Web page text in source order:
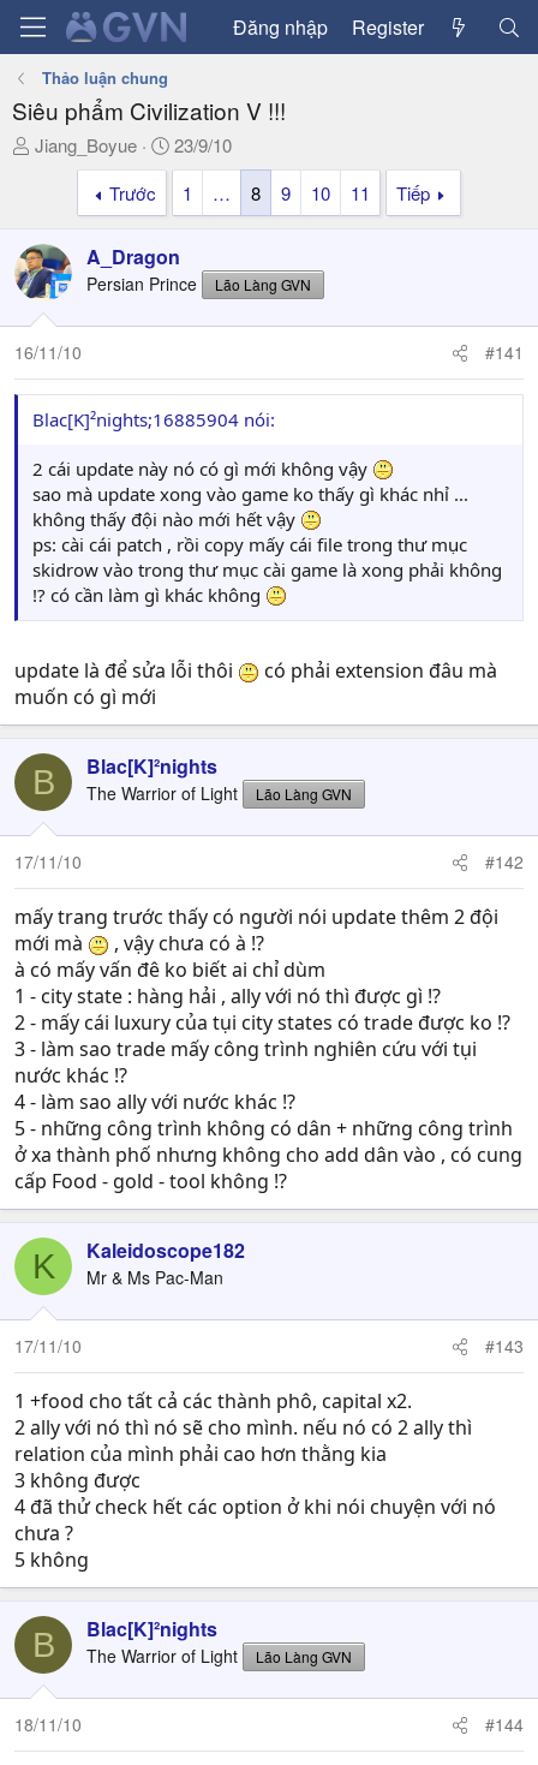
Đăng nhập Register
Thảo luận chung
Siêu phẩm Civilization V !!!
T
a
d
s
t
a
t
e
Jiang_Boyue
N
g
y
ử
i
23/9/10
Trước
1 … 8 9 10 11 Tiếp
A_Dragon
Persian Prince Lão Làng GVN
16/11/10 #141
Blac[K]²nights;16885904 nói:
2 cái update này nó có gì mới không vậy
sao mà update xong vào game ko thấy gì khác nhỉ ...
không thấy đội nào mới hết vậy
ps: cài cái patch , rồi copy mấy cái file trong thư mục
skidrow vào trong thư mục cài game là xong phải không
!? có cần làm gì khác không
update là để sửa lỗi thôi
có phải extension đâu mà
muốn có gì mới
B Blac[K]²nights
The Warrior of Light Lão Làng GVN
17/11/10 #142
mấy trang trước thấy có người nói update thêm 2 đội
mới mà
, vậy chưa có à !?
à có mấy vấn đê ko biết ai chỉ dùm
1 - city state : hàng hải , ally với nó thì được gì !?
2 - mấy cái luxury của tụi city states có trade được ko !?
3 - làm sao trade mấy công trình nghiên cứu với tụi
nước khác !?
4 - làm sao ally với nước khác !?
5 - những công trình không có dân + những công trình
ở xa thành phố nhưng không cho add dân vào , có cung
cấp Food - gold - tool không !?
K Kaleidoscope182
Mr & Ms Pac-Man
17/11/10 #143
1 +food cho tất cả các thành phô, capital x2.
2 ally với nó thì nó sẽ cho mình. nếu nó có 2 ally thì
relation của mình phải cao hơn thằng kia
3 không được
4 đã thử check hết các option ở khi nói chuyện với nó
chưa ?
5 không
B Blac[K]²nights
The Warrior of Light Lão Làng GVN
18/11/10 #144